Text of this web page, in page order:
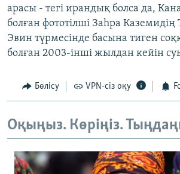
Басқа тілдерде
арасы - тегі ирандық болса да,
болған фототілші Заһра
Эвин түрмесінде басына тиген
болған 2003-інші жылдан кейін
Бөлісу VPN-сіз оқу
Оқыңыз. Көріңіз.